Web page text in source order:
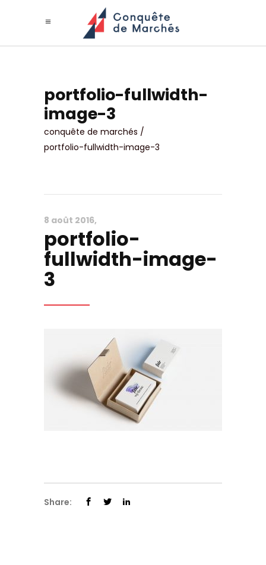
portfolio-fullwidth-
image-3
conquête de marchés /
portfolio-fullwidth-image-3
8 août 2016
portfolio-
fullwidth-image-
3
Share: